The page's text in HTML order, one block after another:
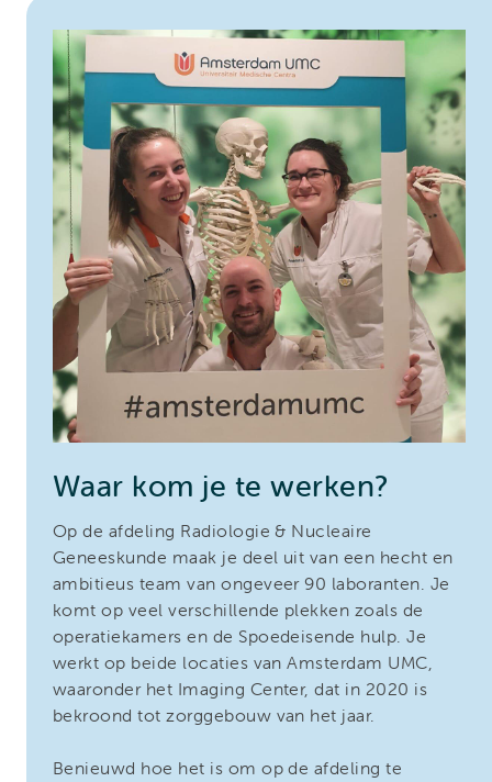
Waar kom je te werken?
Op de afdeling Radiologie & Nucleaire
Geneeskunde maak je deel uit van een hecht en
ambitieus team van ongeveer 90 laboranten. Je
komt op veel verschillende plekken zoals de
operatiekamers en de Spoedeisende hulp. Je
werkt op beide locaties van Amsterdam UMC,
waaronder het Imaging Center, dat in 2020 is
bekroond tot zorggebouw van het jaar.
Benieuwd hoe het is om op de afdeling te